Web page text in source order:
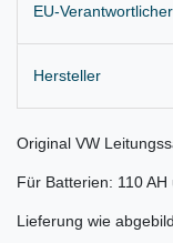
EU-Verantwortlicher
Hersteller
Original VW
Für Batterien: 110 AH
Lieferung wie